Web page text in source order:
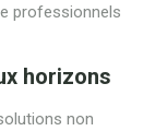
professionnels
horizons
non